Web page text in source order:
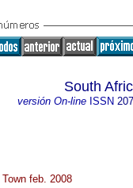
South
versión On-lineISSN
feb. 2008